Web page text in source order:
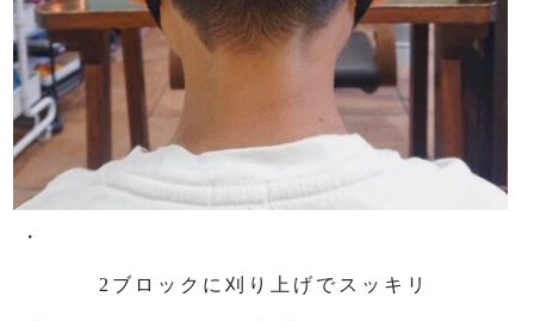
・
2ブロックに刈り上げでスッキリ